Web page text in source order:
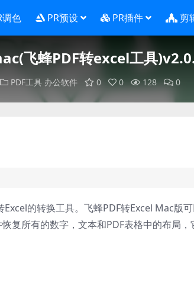
调色 PR预设 PR插件 剪
飞蜂PDF转excel工具
PDF工具 办公软件 0 0 128 0
的转换工具。飞蜂PDF转Excel Mac版
复所有的数字，文本和PDF表格中的布局，